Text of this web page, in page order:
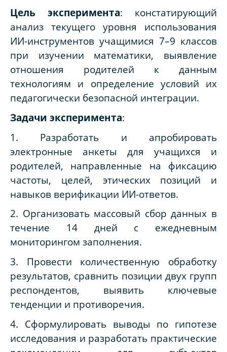
Цель эксперимента: констатирующий
анализ текущего уровня использования
ИИ-инструментов учащимися 7–9 классов
при изучении математики, выявление
отношения родителей к данным
технологиям и определение условий их
педагогически безопасной интеграции.
Задачи эксперимента:
1. Разработать и апробировать
электронные анкеты для учащихся и
родителей, направленные на фиксацию
частоты, целей, этических позиций и
навыков верификации ИИ-ответов.
2. Организовать массовый сбор данных в
течение 14 дней с ежедневным
мониторингом заполнения.
3. Провести количественную обработку
результатов, сравнить позиции двух групп
респондентов, выявить ключевые
тенденции и противоречия.
4. Сформулировать выводы по гипотезе
исследования и разработать практические